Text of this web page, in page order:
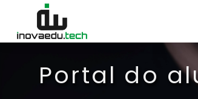
Ir para o conteúdo principal
Portal do